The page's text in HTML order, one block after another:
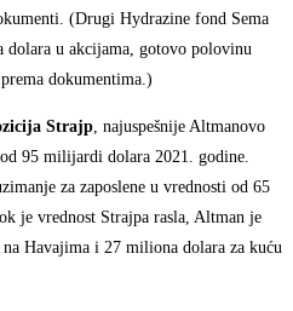
(Drugi Hydrazine fond Sema
u akcijama, gotovo polovinu
dokumentima.)
Strajp, najuspešnije Altmanovo
95 milijardi dolara 2021. godine.
za zaposlene u vrednosti od 65
je vrednost Strajpa rasla, Altman je
Havajima i 27 miliona dolara za kuću